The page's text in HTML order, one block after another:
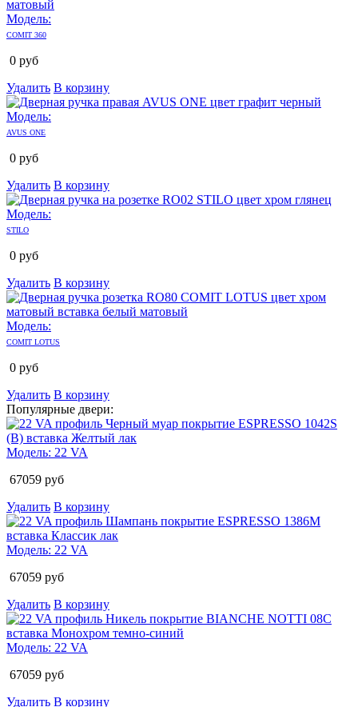
Модель:
COMIT 360
0 руб
Удалить В корзину
Модель:
AVUS ONE
0 руб
Удалить В корзину
Модель:
STILO
0 руб
Удалить В корзину
Модель:
COMIT LOTUS
0 руб
Удалить В корзину
Популярные двери:
Модель: 22 VA
67059 руб
Удалить В корзину
Модель: 22 VA
67059 руб
Удалить В корзину
Модель: 22 VA
67059 руб
Удалить В корзину